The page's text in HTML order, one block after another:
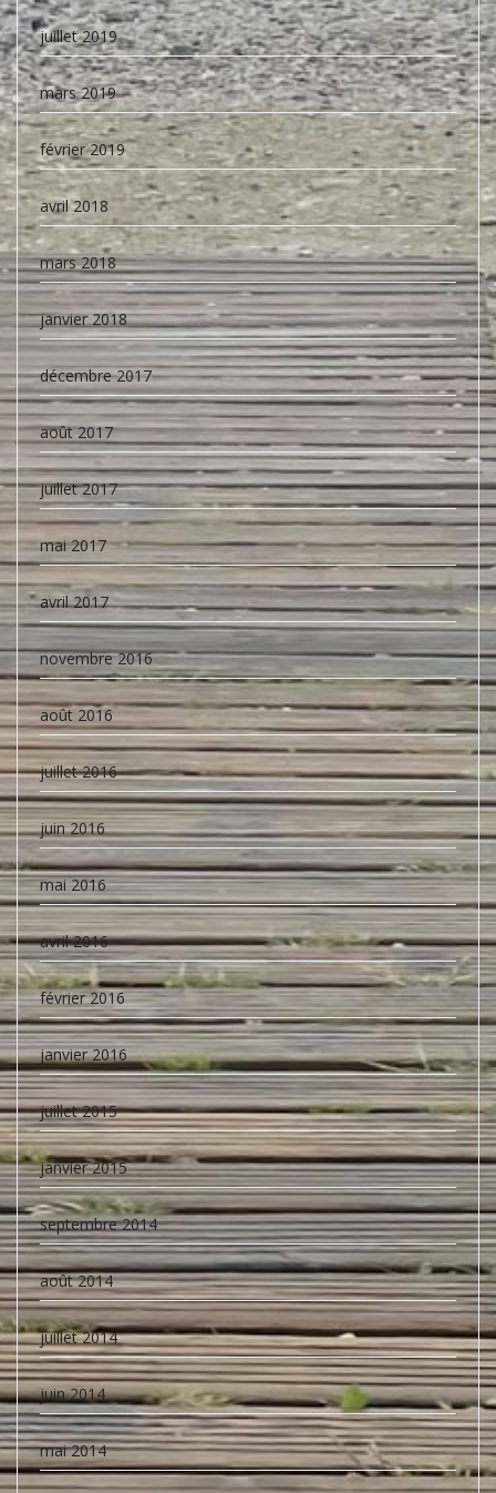
juillet 2019
mars 2019
février 2019
avril 2018
mars 2018
janvier 2018
décembre 2017
août 2017
juillet 2017
mai 2017
avril 2017
novembre 2016
août 2016
juillet 2016
juin 2016
mai 2016
avril 2016
février 2016
janvier 2016
juillet 2015
janvier 2015
septembre 2014
août 2014
juillet 2014
juin 2014
mai 2014